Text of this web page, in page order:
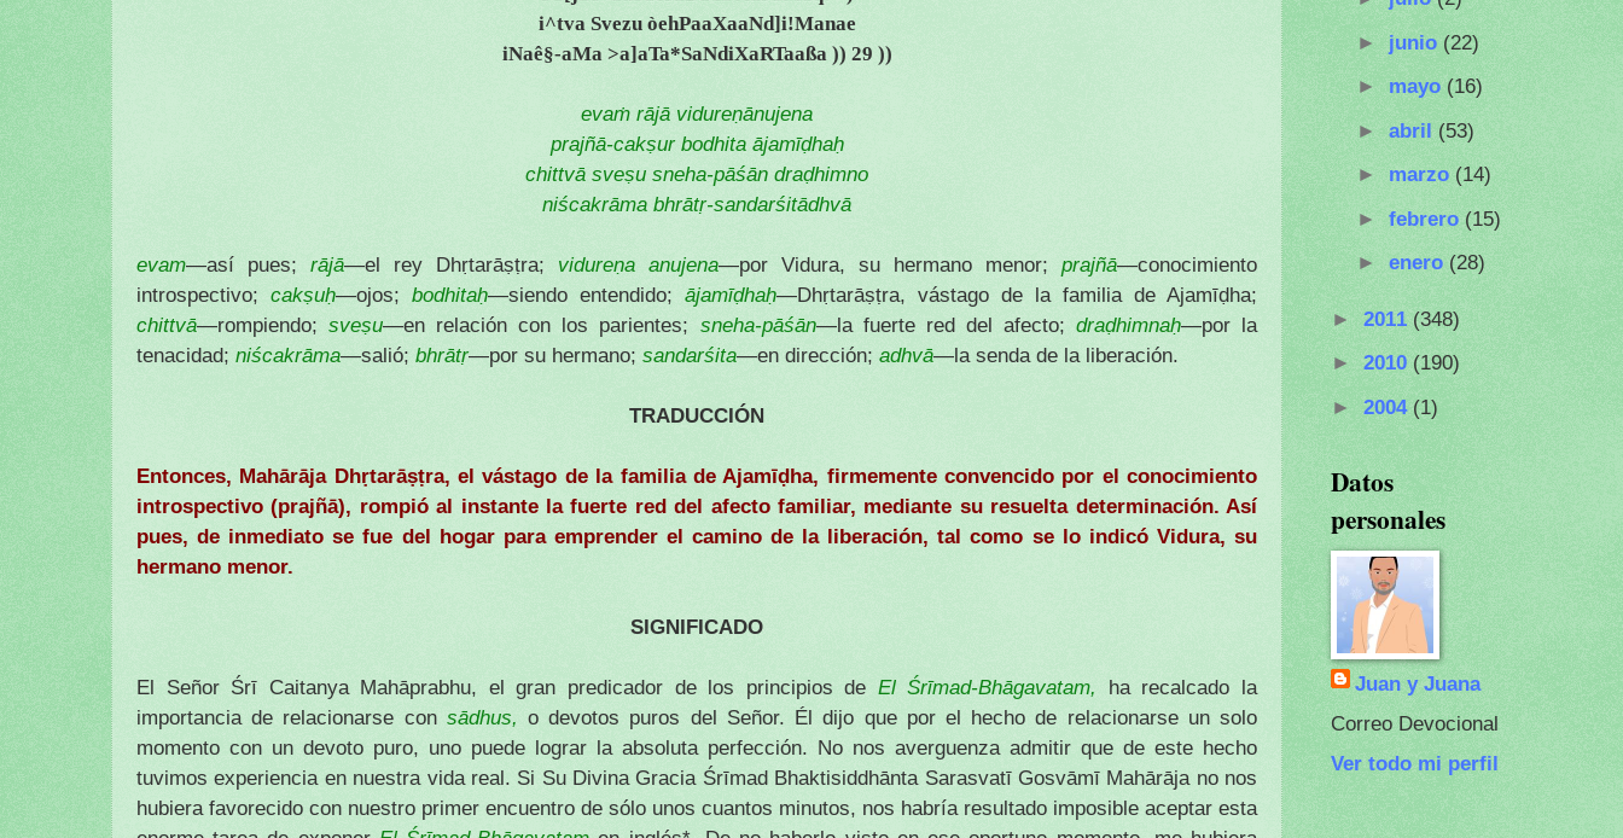
i^tva Svezu òehPaaXaaNd]i!Manae
iNaê§-aMa >a]aTa*SaNdiXaRTaaßa )) 29 ))
evaṁ rājā vidureṇānujena
prajñā-cakṣur bodhita ājamīḍhaḥ
chittvā sveṣu sneha-pāśān draḍhimno
niścakrāma bhrātṛ-sandarśitādhvā
evam—así pues; rājā—el rey Dhṛtarāṣṭra; vidureṇa anujena—por Vidura, su hermano menor; prajñā—conocimiento
introspectivo; cakṣuḥ—ojos; bodhitaḥ—siendo entendido; ājamīḍhaḥ—Dhṛtarāṣṭra, vástago de la familia de Ajamīḍha;
chittvā—rompiendo;sveṣu—en relación con los parientes; sneha-pāśān—la fuerte red del afecto; draḍhimnaḥ—por la
tenacidad; niścakrāma—salió; bhrātṛ—por su hermano; sandarśita—en dirección; adhvā—la senda de la liberación.
TRADUCCIÓN
Entonces, Mahārāja Dhṛtarāṣṭra, el vástago de la familia de Ajamīḍha, firmemente convencido por el conocimiento
introspectivo (prajñā), rompió al instante la fuerte red del afecto familiar, mediante su resuelta determinación. Así
pues, de inmediato se fue del hogar para emprender el camino de la liberación, tal como se lo indicó Vidura, su
hermano menor.
SIGNIFICADO
El Señor Śrī Caitanya Mahāprabhu, el gran predicador de los principios de El Śrīmad-Bhāgavatam, ha recalcado la
importancia de relacionarse con sādhus,o devotos puros del Señor. Él dijo que por el hecho de relacionarse un solo
momento con un devoto puro, uno puede lograr la absoluta perfección. No nos averguenza admitir que de este hecho
tuvimos experiencia en nuestra vida real. Si Su Divina Gracia Śrīmad Bhaktisiddhānta Sarasvatī Gosvāmī Mahārāja no nos
hubiera favorecido con nuestro primer encuentro de sólo unos cuantos minutos, nos habría resultado imposible aceptar esta
► junio (22)
► mayo (16)
► abril (53)
► marzo (14)
► febrero (15)
► enero (28)
► 2011 (348)
► 2010 (190)
► 2004 (1)
Datos
personales
Juan y Juana
Correo Devocional
Ver todo mi perfil